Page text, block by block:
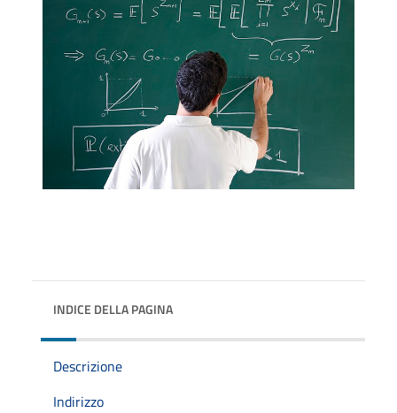
INDICE DELLA PAGINA
Descrizione
Indirizzo